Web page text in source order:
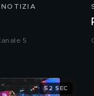
5
52 SEC